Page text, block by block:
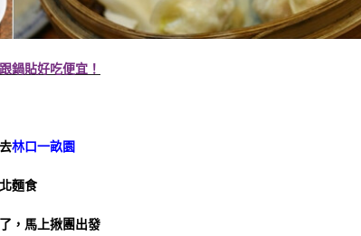
鍋貼好吃便宜！
林口一畝園
麵食
，馬上揪團出發